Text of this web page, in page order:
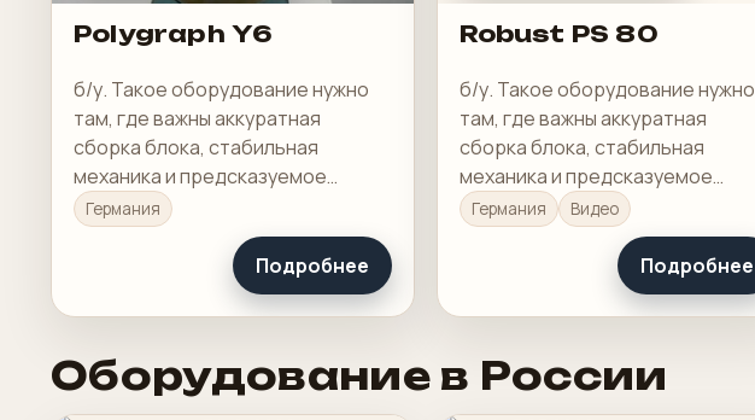
Polygraph Y6
б/у. Такое оборудование нужно
там, где важны аккуратная
сборка блока, стабильная
механика и предсказуемое
качество готового изделия.
Германия
Подробнее
Robust PS 80
б/у. Такое оборудование нужно
там, где важны аккуратная
сборка блока, стабильная
механика и предсказуемое
качество готового изделия.
Германия Видео
Подробнее
Оборудование в России